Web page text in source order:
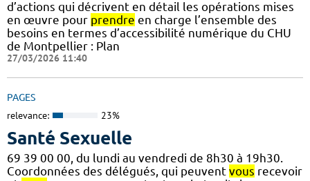
d’actions qui décrivent en détail les opérations mises
en œuvre pour prendre en charge l’ensemble des
besoins en termes d’accessibilité numérique du CHU
de Montpellier : Plan
27/03/2026 11:40
PAGES
relevance: 23%
Santé Sexuelle
69 39 00 00, du lundi au vendredi de 8h30 à 19h30.
Coordonnées des délégués, qui peuvent vous recevoir